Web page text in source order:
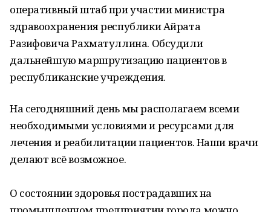
оперативный штаб при участии министра
здравоохранения республики Айрата
Разифовича Рахматуллина. Обсудили
дальнейшую маршрутизацию пациентов в
республиканские учреждения.
На сегодняшний день мы располагаем всеми
необходимыми условиями и ресурсами для
лечения и реабилитации пациентов. Наши врачи
делают всё возможное.
О состоянии здоровья пострадавших на